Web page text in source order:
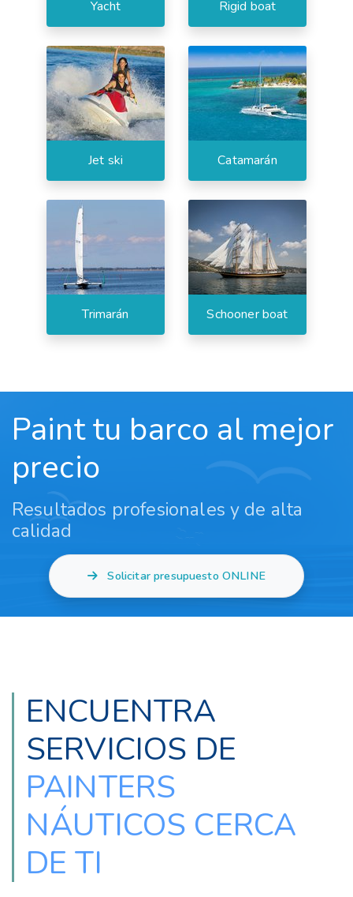
Yacht Rigid boat
Jet ski Catamarán
Trimarán Schooner boat
Paint tu barco al mejor
precio
Resultados profesionales y de alta
calidad
Solicitar presupuesto ONLINE
ENCUENTRA
SERVICIOS DE
PAINTERS
NÁUTICOS CERCA
DE TI